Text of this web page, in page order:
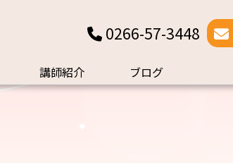
0266-57-3448
講師紹介 ブログ